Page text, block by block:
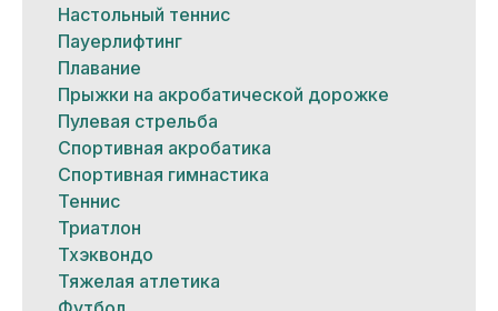
Настольный теннис
Пауерлифтинг
Плавание
Прыжки на акробатической дорожке
Пулевая стрельба
Спортивная акробатика
Спортивная гимнастика
Теннис
Триатлон
Тхэквондо
Тяжелая атлетика